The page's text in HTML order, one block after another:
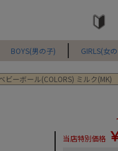
BOYS(男の子) GIRLS(女
ビーボール(COLORS) ミルク(MK)
当店特別価格